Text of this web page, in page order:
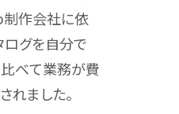
制作会社に依
ログを自分で
比べて業務が費
れました。